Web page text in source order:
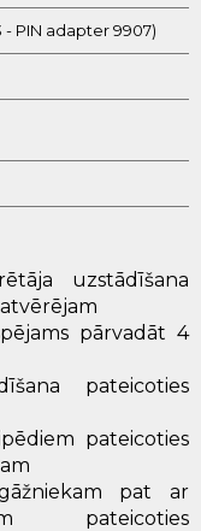
- PIN adapter 9907)
uzstādīšana
pārvadāt 4
pateicoties
pateicoties
pat ar
pateicoties